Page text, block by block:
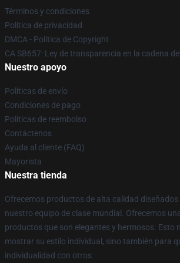
Términos y condiciones
Política de privacidad
DMCA - Política de Copyright
CA SB657: Ley de transparencia en la cadena
Nuestro apoyo
Políticas de envío
Condiciones de pago
Políticas de reembolso
Contáctenos
Ayuda al cliente (FAQ)
Mayorista
Nuestra tienda
Ofrecemos productos de alta calidad
nuestro equipo de clase mundial. Ofrecemos
productos que son elegantes y hermosos. Esto
mostrar su estilo individual, sino también para
individualidad con otros.